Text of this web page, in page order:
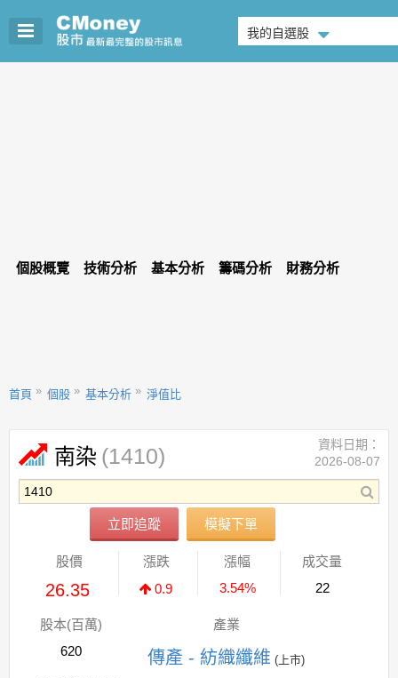
我的自選股
個股概覽 技術分析 基本分析 籌碼分析 財務分析
首頁 個股 基本分析 淨值比
南染 (1410)
立即追蹤 模擬下單
資料日期：
2026-08-07
股價
26.35
漲跌
0.9
漲幅
3.54%
成交量
22
股本(百萬)
620
產業
傳產 - 紡織纖維 (上市)